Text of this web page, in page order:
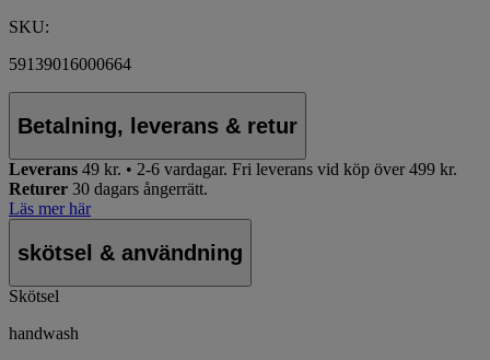
SKU:
59139016000664
Betalning, leverans & retur
Leverans 49 kr. • 2-6 vardagar. Fri leverans vid köp över 499 kr.
Returer 30 dagars ångerrätt.
Läs mer här
skötsel & användning
Skötsel
handwash